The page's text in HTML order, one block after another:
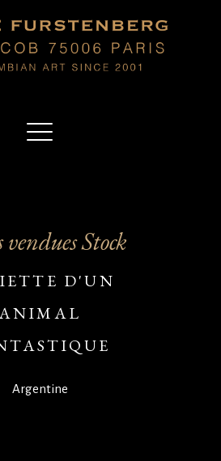
vendues Stock
D'UN
Argentine